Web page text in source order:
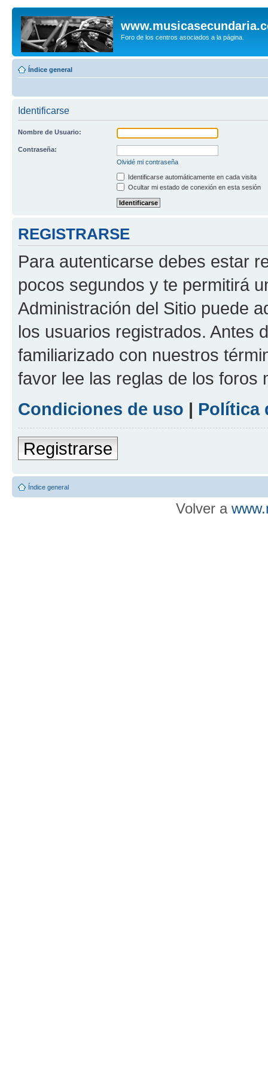
Foro de los centros asociados a la página.
Índice general
Identificarse
Nombre de Usuario:
Contraseña:
Olvidé mi contraseña
Identificarse automáticamente en cada visita
Ocultar mi estado de conexión en esta sesión
REGISTRARSE
Para autenticarse debes estar
pocos segundos y te permitirá
Administración del Sitio puede
los usuarios registrados. Antes
familiarizado con nuestros
favor lee las reglas de los foros
Condiciones de uso | Política
Registrarse
Índice general
Volver a